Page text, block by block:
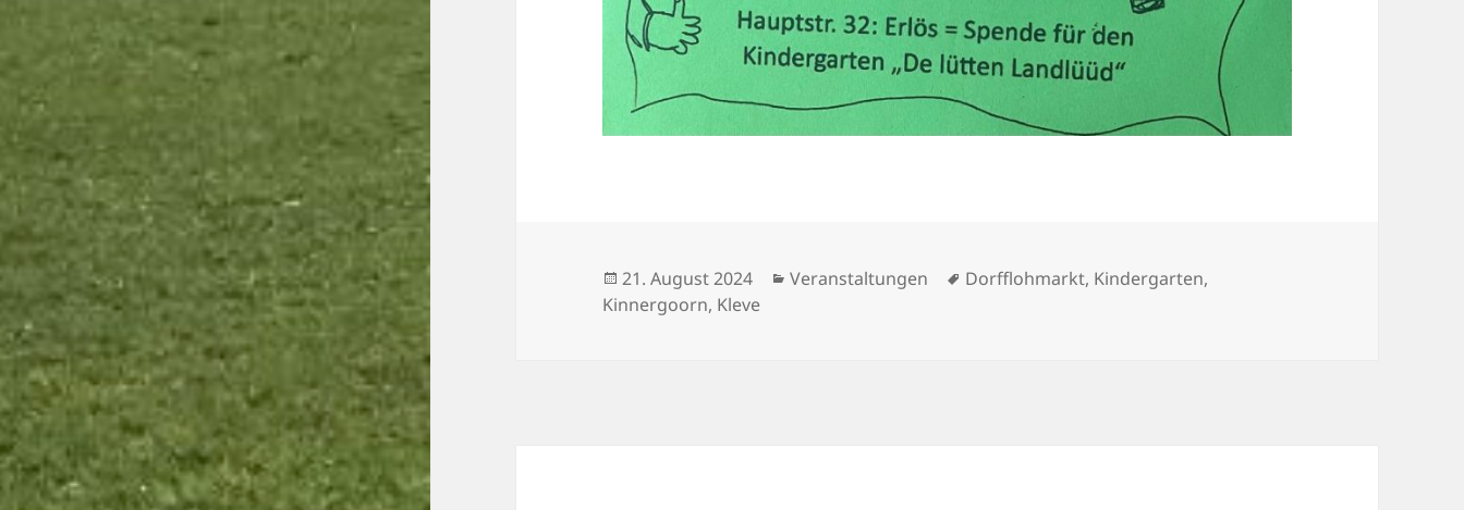
Veröffentlicht
am
21. August 2024 Kategorien
Veranstaltungen Schlagwörter
Dorfflohmarkt, Kindergarten,
Kinnergoorn, Kleve